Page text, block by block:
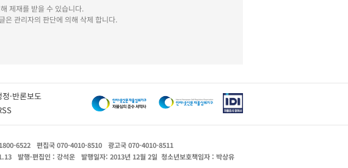
제재를 받을 수 있습니다.
은 관리자의 판단에 의해 삭제 합니다.
정·반론보도
6522 편집국 070-4010-8510
광고국 070-4010-8511
발행·편집인 : 강석운 발행일자: 2013년 12월 2일 청소년보호책임자 : 박상유